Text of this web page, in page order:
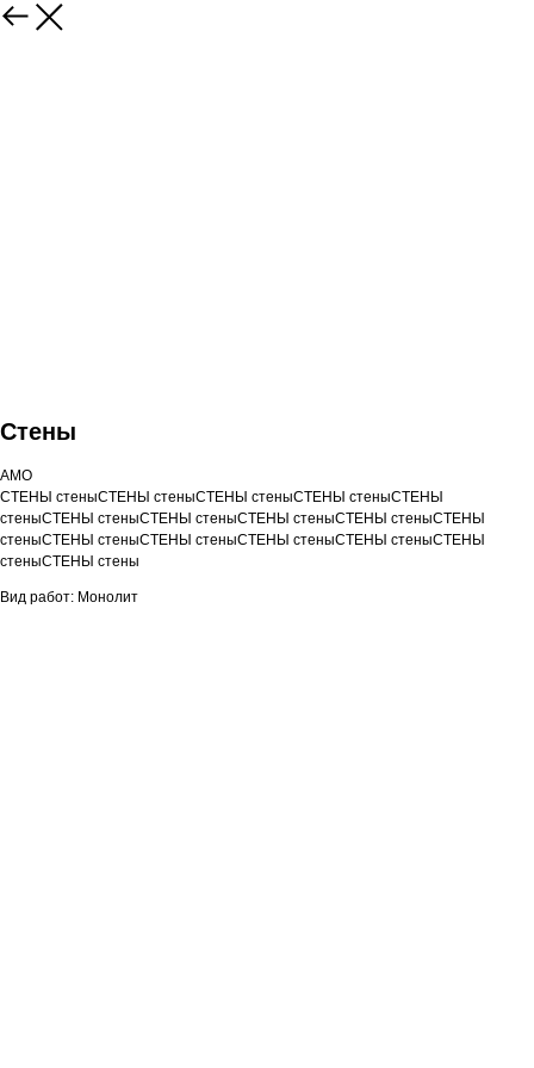
Стены
AMO
СТЕНЫ стеныСТЕНЫ стеныСТЕНЫ стеныСТЕНЫ стеныСТЕНЫ
стеныСТЕНЫ стеныСТЕНЫ стеныСТЕНЫ стеныСТЕНЫ стеныСТЕНЫ
стеныСТЕНЫ стеныСТЕНЫ стеныСТЕНЫ стеныСТЕНЫ стеныСТЕНЫ
стеныСТЕНЫ стены
Вид работ: Монолит